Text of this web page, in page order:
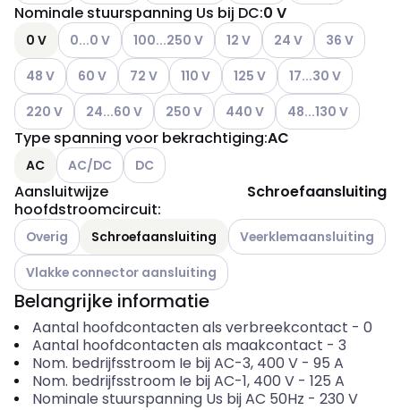
Nominale stuurspanning Us bij DC:0 V
0 V Andere varianten (Huidige combinatie niet mogelijk)
0...0 V Andere varianten (Huidige combinatie niet
100...250 V Andere varianten (Huidige
12 V Andere varianten
24 V Andere
36 V
Andere varianten (Huidige combinatie niet mogelijk)
48 V Andere varianten (Huidige combinatie niet mogelijk)
60 V Andere varianten (Huidige combinatie niet
72 V Andere varianten (Huidige
110 V Andere varianten (Huidige
125 V Andere varianten
17...30 V
Andere varianten (Huidige combinatie niet mogelijk)
220 V Andere varianten (Huidige combinatie niet mogelijk)
24...60 V Andere varianten (Huidige combinatie
250 V Andere varianten (Huidige
440 V Andere varianten
48...130 V
Type spanning voor bekrachtiging:AC
AC Andere varianten (Huidige combinatie niet mogelijk)
AC/DC Andere varianten (Huidige combinatie niet
DC
Aansluitwijze
hoofdstroomcircuit:
Schroefaansluiting
Andere varianten (Huidige combinatie niet mogelijk)
Overig Schroefaansluiting Andere varianten (Huidige
Veerklemaansluiting
Andere varianten (Huidige combinatie niet mogelijk)
Vlakke connector aansluiting
Belangrijke informatie
Aantal hoofdcontacten als verbreekcontact - 0
Aantal hoofdcontacten als maakcontact - 3
Nom. bedrijfsstroom Ie bij AC-3, 400 V- 95 A
Nom. bedrijfsstroom Ie bij AC-1, 400 V- 125 A
Nominale stuurspanning Us bij AC 50Hz - 230 V